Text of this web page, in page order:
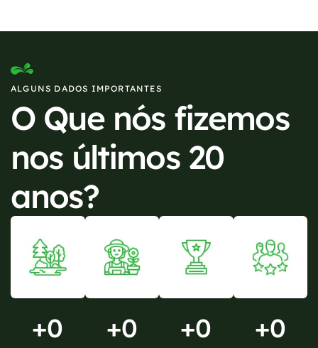
ALGUNS DADOS IMPORTANTES
O Que nós fizemos
nos últimos 20
anos?
+0 +0 +0 +0